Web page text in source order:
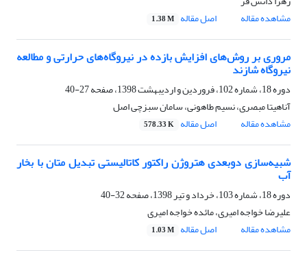
مشاهده مقاله
اصل مقاله 1.38 M
مروری بر روش‌های افزایش بازده در نیروگاه‌های حرارتی و مطالعه
نیروگاه شازند
دوره 18، شماره 102، فروردین و اردیبهشت 1398، صفحه
27-40
آناهیتا مبصری، نسیم طاهونی، سامان سبزچی اصل
مشاهده مقاله
اصل مقاله 578.33 K
شبیه‌سازی دوبعدی هتروژن راکتور کاتالیستی تبدیل متان با بخار
آب
دوره 18، شماره 103، خرداد و تیر 1398، صفحه
32-40
علیرضا خواجه امیری، مائده خواجه امیری
مشاهده مقاله
اصل مقاله 1.03 M